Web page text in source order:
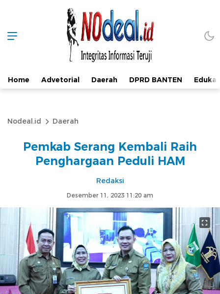
Home Advetorial Daerah DPRD BANTEN
Nodeal.id Daerah
Pemkab Serang Kembali Raih
Penghargaan Peduli HAM
Redaksi
Desember 11, 2023 11:20 am